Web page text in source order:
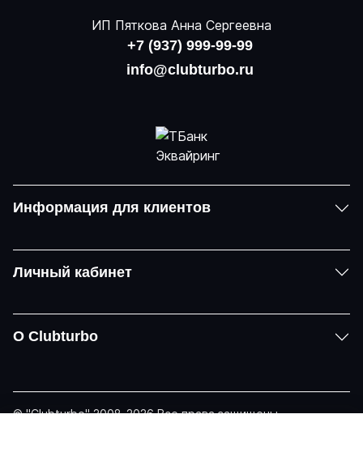
ИП Пяткова Анна Сергеевна
+7 (937) 999-99-99
info@clubturbo.ru
Информация для клиентов
Личный кабинет
О Clubturbo
© "Clubturbo" 2008-2026 Все права защищены